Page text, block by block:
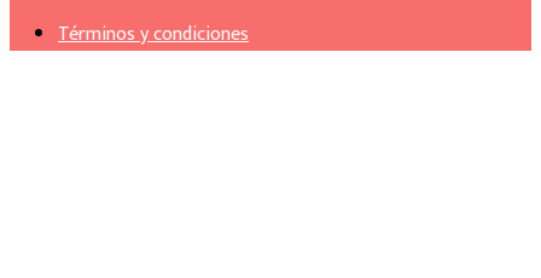
Términos y condiciones